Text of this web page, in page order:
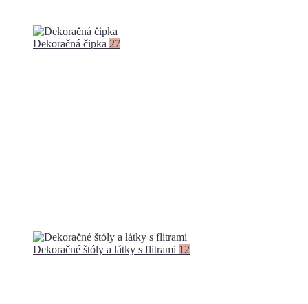
Dekoračná čipka 27
Dekoračné štóly a látky s flitrami 12